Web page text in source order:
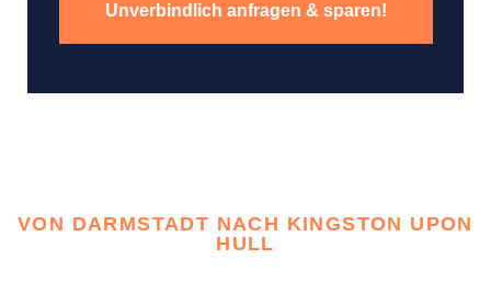
Unverbindlich anfragen & sparen!
VON DARMSTADT NACH KINGSTON UPON
HULL